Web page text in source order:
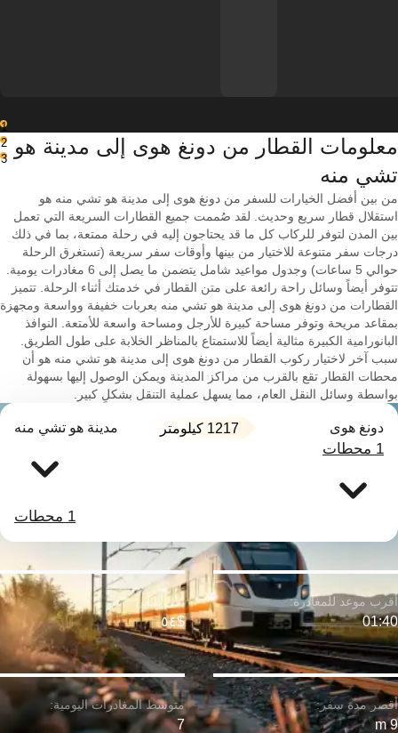
1
2
3
معلومات القطار من ‎دونغ هوى إلى ‎مدينة هو
تشي منه
من بين أفضل الخيارات للسفر من دونغ هوى إلى مدينة هو تشي منه هو
استقلال قطار سريع وحديث. لقد صُممت جميع القطارات السريعة التي تعمل
بين المدن لتوفر للركاب كل ما قد يحتاجون إليه في رحلة ممتعة، بما في ذلك
درجات سفر متنوعة للاختيار من بينها وأوقات سفر سريعة (تستغرق الرحلة
حوالي 5 ساعات) وجدول مواعيد شامل يتضمن ما يصل إلى 6 مغادرات يومية.
تتوفر أيضاً وسائل راحة رائعة على متن القطار في خدمتك أثناء الرحلة. تتميز
القطارات من دونغ هوى إلى مدينة هو تشي منه بعربات خفيفة وواسعة ومجهزة
بمقاعد مريحة وتوفر مساحة كبيرة للأرجل ومساحة واسعة للأمتعة. النوافذ
البانورامية الكبيرة مثالية أيضاً للاستمتاع بالمناظر الخلابة على طول الطريق.
سبب آخر لاختيار ركوب القطار من دونغ هوى إلى مدينة هو تشي منه هو أن
محطات القطار تقع بالقرب من مراكز المدينة ويمكن الوصول إليها بسهولة
بواسطة وسائل النقل العام، مما يسهل عملية التنقل بشكلٍ كبير.
دونغ هوى 1217 كيلومتر مدينة هو تشي منه
1 محطات
1 محطات
9 m
01:40 $٥٤
7